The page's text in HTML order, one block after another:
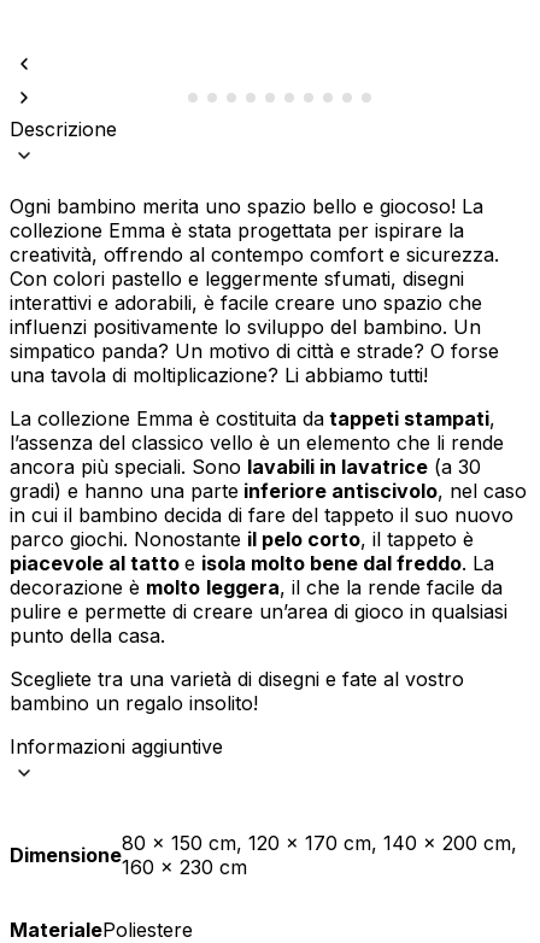
Descrizione
Ogni bambino merita uno spazio bello e giocoso! La
collezione Emma è stata progettata per ispirare la
creatività, offrendo al contempo comfort e sicurezza.
Con colori pastello e leggermente sfumati, disegni
interattivi e adorabili, è facile creare uno spazio che
influenzi positivamente lo sviluppo del bambino. Un
simpatico panda? Un motivo di città e strade? O forse
una tavola di moltiplicazione? Li abbiamo tutti!
La collezione Emma è costituita da tappeti stampati,
l’assenza del classico vello è un elemento che li rende
ancora più speciali. Sono lavabili in lavatrice (a 30
gradi) e hanno una parte inferiore antiscivolo, nel caso
in cui il bambino decida di fare del tappeto il suo nuovo
parco giochi. Nonostante il pelo corto, il tappeto è
piacevole al tatto e isola molto bene dal freddo. La
decorazione è molto leggera, il che la rende facile da
pulire e permette di creare un’area di gioco in qualsiasi
punto della casa.
Scegliete tra una varietà di disegni e fate al vostro
bambino un regalo insolito!
Informazioni aggiuntive
Dimensione80 x 150 cm, 120 x 170 cm, 140 x 200 cm,
160 x 230 cm
MaterialePoliestere